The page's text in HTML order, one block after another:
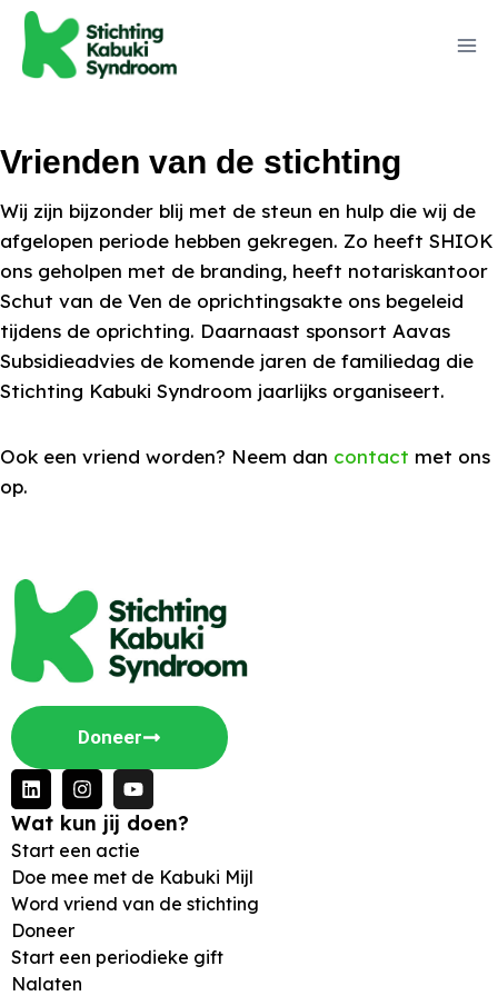
Vrienden van de stichting
Wij zijn bijzonder blij met de steun en hulp die wij de
afgelopen periode hebben gekregen. Zo heeft SHIOK
ons geholpen met de branding, heeft notariskantoor
Schut van de Ven de oprichtingsakte ons begeleid
tijdens de oprichting. Daarnaast sponsort Aavas
Subsidieadvies de komende jaren de familiedag die
Stichting Kabuki Syndroom jaarlijks organiseert.
Ook een vriend worden? Neem dan contact met ons
op.
Doneer
Wat kun jij doen?
Start een actie
Doe mee met de Kabuki Mijl
Word vriend van de stichting
Doneer
Start een periodieke gift
Nalaten